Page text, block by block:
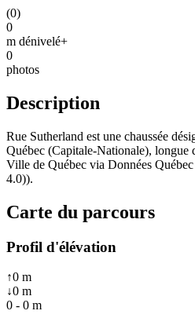
(0)
0
m dénivelé+
0
photos
Description
Rue Sutherland est une chaussée
Québec (Capitale-Nationale), longue
Ville de Québec via Données
4.0)).
Carte du parcours
Profil d'élévation
↑0 m
↓0 m
0 - 0 m